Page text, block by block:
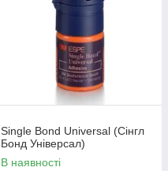
Single Bond Universal (Сінгл
Бонд Універсал)
В наявності